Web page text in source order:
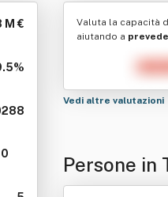
M €
Valuta la capacità
aiutando a
Vedi altre valutazioni
Persone in